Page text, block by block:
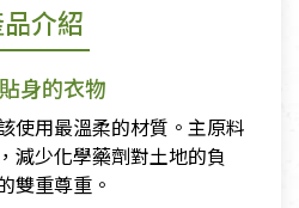
介紹
身的衣物
使用最溫柔的材質。主原料
減少化學藥劑對土地的負
雙重尊重。